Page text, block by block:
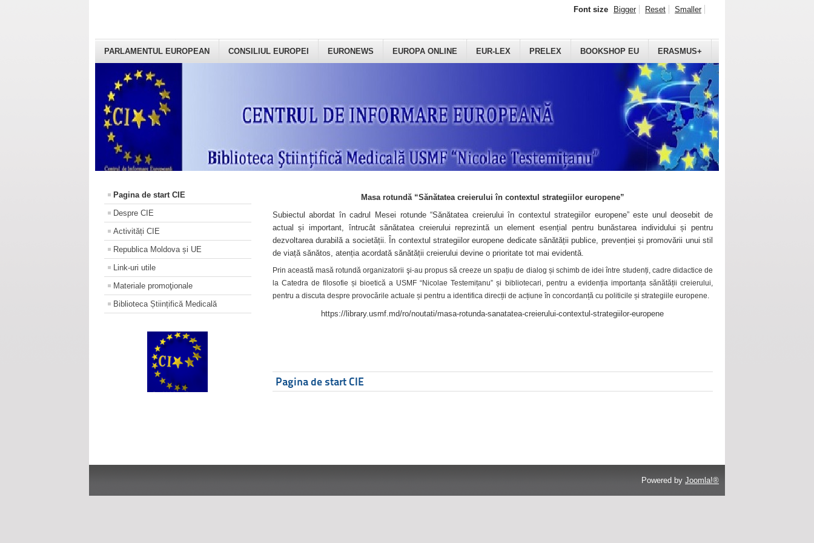
PARLAMENTUL EUROPEAN CONSILIUL EUROPEI EURONEWS EUROPA ONLINE EUR-LEX PRELEX BOOKSHOP EU ERASMUS+
Font size Bigger Reset Smaller
Pagina de start CIE
Despre CIE
Activități CIE
Republica Moldova și UE
Link-uri utile
Materiale promoţionale
Biblioteca Științifică Medicală
Masa rotundă “Sănătatea creierului în contextul strategiilor europene”
Subiectul abordat în cadrul Mesei rotunde “Sănătatea creierului în contextul strategiilor europene” este unul deosebit de
actual și important, întrucât sănătatea creierului reprezintă un element esențial pentru bunăstarea individului și pentru
dezvoltarea durabilă a societății. În contextul strategiilor europene dedicate sănătății publice, prevenției și promovării unui stil
de viață sănătos, atenția acordată sănătății creierului devine o prioritate tot mai evidentă.
Prin această masă rotundă organizatorii şi-au propus să creeze un spațiu de dialog și schimb de idei între studenți, cadre didactice de
la Catedra de filosofie și bioetică a USMF “Nicolae Testemițanu” și bibliotecari, pentru a evidenția importanța sănătății creierului,
pentru a discuta despre provocările actuale și pentru a identifica direcții de acțiune în concordanță cu politicile și strategiile europene.
https://library.usmf.md/ro/noutati/masa-rotunda-sanatatea-creierului-contextul-strategiilor-europene
Pagina de start CIE
Powered by Joomla!®